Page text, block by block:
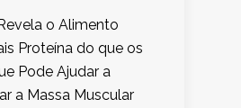
o Alimento
Proteína do que os
Pode Ajudar a
a Massa Muscular